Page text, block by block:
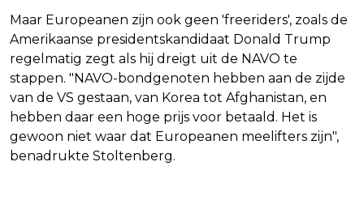
Maar Europeanen zijn ook geen 'freeriders', zoals de
Amerikaanse presidentskandidaat Donald Trump
regelmatig zegt als hij dreigt uit de NAVO te
stappen. "NAVO-bondgenoten hebben aan de zijde
van de VS gestaan, van Korea tot Afghanistan, en
hebben daar een hoge prijs voor betaald. Het is
gewoon niet waar dat Europeanen meelifters zijn",
benadrukte Stoltenberg.